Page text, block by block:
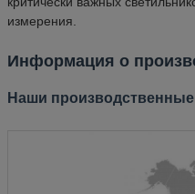
измерения.
Информация о
Наши